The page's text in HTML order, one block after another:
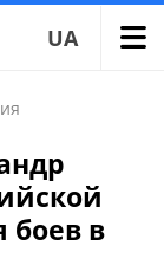
UA
боев в